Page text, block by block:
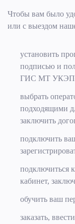
Чтобы вам было
или с выездом
установить
подписью и
ГИС МТ
выбрать
подходящими
заключить
подключить
подключиться
кабинет,
обучить ваш
заказать,